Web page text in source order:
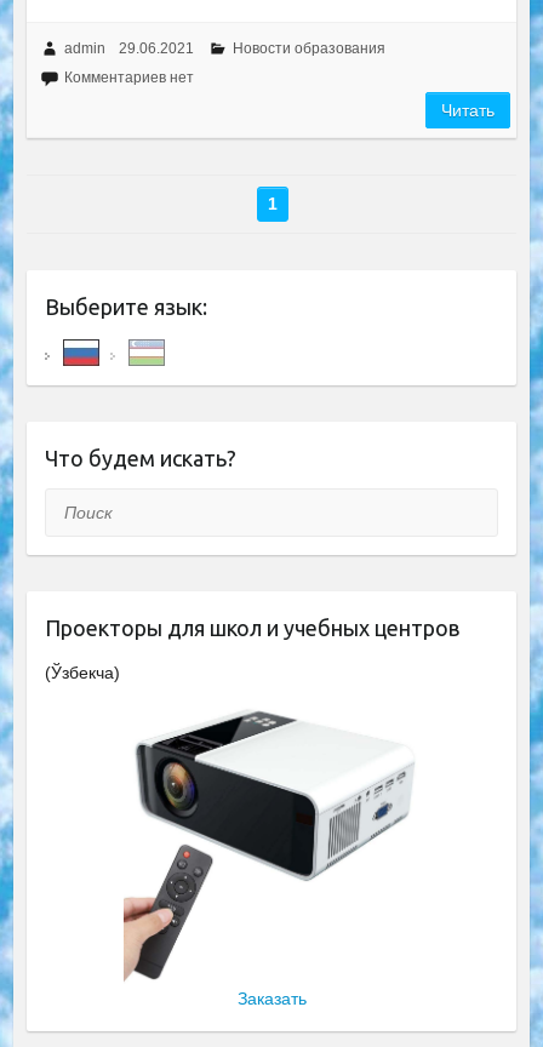
admin 29.06.2021
Новости образования
Комментариев нет
Читать
1
Выберите язык:
Что будем искать?
Поиск
Проекторы для школ и учебных центров
(Ўзбекча)
Заказать